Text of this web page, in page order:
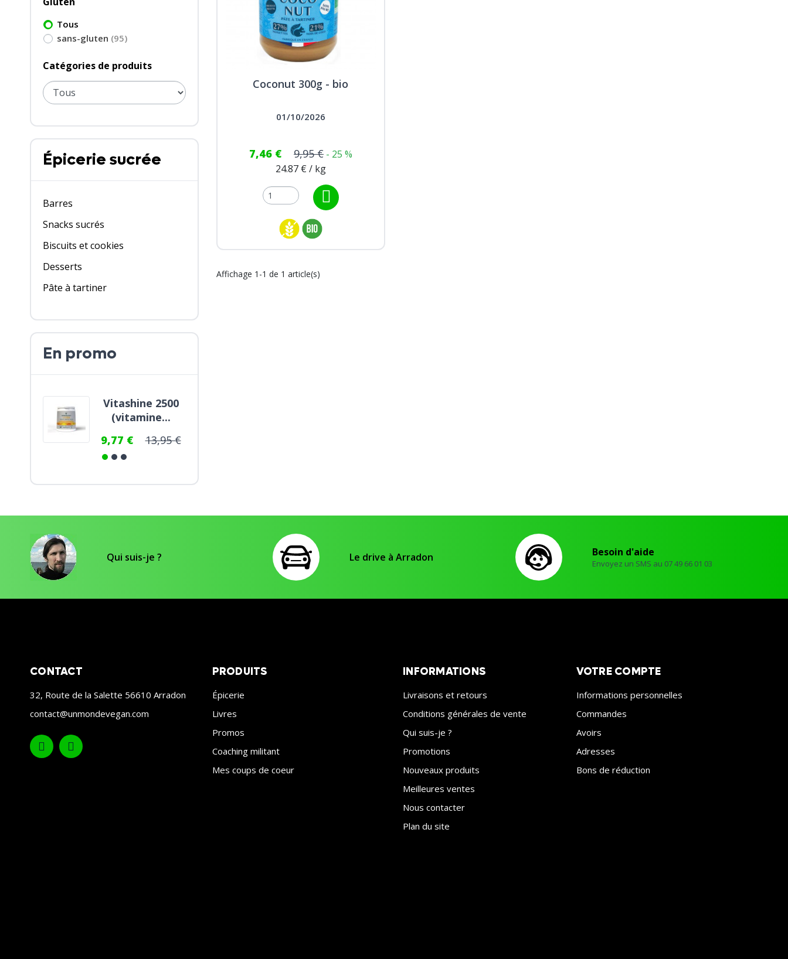
Tous
sans-gluten (95)
Catégories de produits
Épicerie sucrée
Barres
Snacks sucrés
Biscuits et cookies
Desserts
Pâte à tartiner
En promo
Vitashine 2500
(vitamine...
13,95 €
Coconut 300g -
7,46 €
Coconut 300g - bio
01/10/2026
7,46 € 9,95 € - 25 %
24.87 € / kg
Affichage 1-1 de 1 article(s)
Qui suis-je ? Le drive à Arradon Besoin d'aide
Envoyez un SMS au 07 49 66 01 03
CONTACT
32, Route de la Salette 56610 Arradon
contact@unmondevegan.com
PRODUITS
Épicerie
Livres
Promos
Coaching militant
Mes coups de coeur
INFORMATIONS
Livraisons et retours
Conditions générales de vente
Qui suis-je ?
Promotions
Nouveaux produits
Meilleures ventes
Nous contacter
Plan du site
VOTRE COMPTE
Informations personnelles
Commandes
Avoirs
Adresses
Bons de réduction